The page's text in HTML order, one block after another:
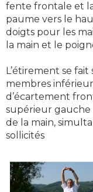
fente frontale et
paume vers le
doigts pour les
la main et le
L’étirement se
membres
d’écartement
supérieur gauche
de la main,
sollicités